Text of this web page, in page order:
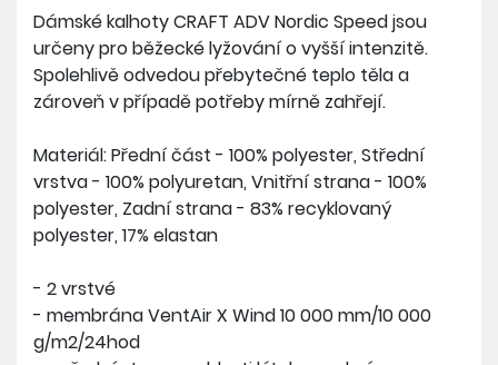
Dámské kalhoty CRAFT ADV Nordic Speed jsou
určeny pro běžecké lyžování o vyšší intenzitě.
Spolehlivě odvedou přebytečné teplo těla a
zároveň v případě potřeby mírně zahřejí.
Materiál: Přední část - 100% polyester, Střední
vrstva - 100% polyuretan, Vnitřní strana - 100%
polyester, Zadní strana - 83% recyklovaný
polyester, 17% elastan
- 2 vrstvé
- membrána VentAir X Wind 10 000 mm/10 000
g/m2/24hod